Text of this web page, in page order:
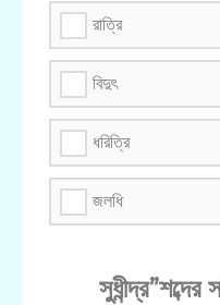
রাত্রি
বিদুৎ
ধরিত্রি
জলধি